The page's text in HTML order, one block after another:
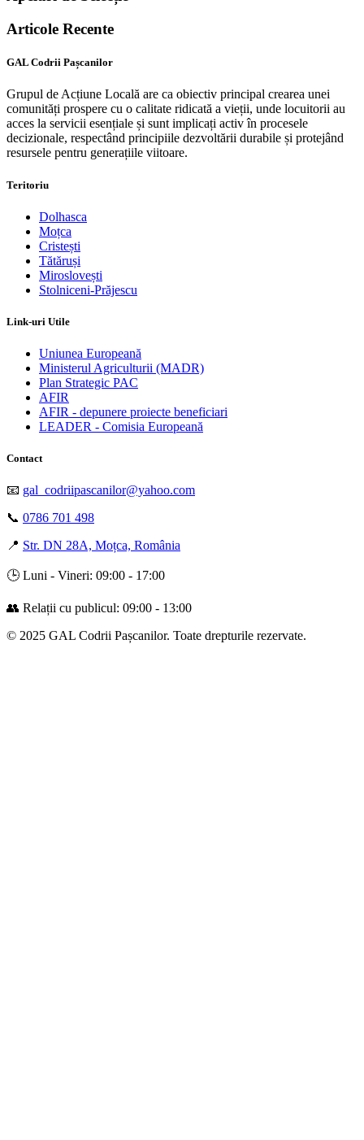
Articole Recente
GAL Codrii Pașcanilor
Grupul de Acțiune Locală are ca obiectiv principal crearea unei
comunități prospere cu o calitate ridicată a vieții, unde locuitorii au
acces la servicii esențiale și sunt implicați activ în procesele
decizionale, respectând principiile dezvoltării durabile și protejând
resursele pentru generațiile viitoare.
Teritoriu
Dolhasca
Moțca
Cristești
Tătăruși
Miroslovești
Stolniceni-Prăjescu
Link-uri Utile
Uniunea Europeană
Ministerul Agriculturii (MADR)
Plan Strategic PAC
AFIR
AFIR - depunere proiecte beneficiari
LEADER - Comisia Europeană
Contact
📧 gal_codriipascanilor@yahoo.com
📞 0786 701 498
📍 Str. DN 28A, Moțca, România
🕒 Luni - Vineri: 09:00 - 17:00
👥 Relații cu publicul: 09:00 - 13:00
© 2025 GAL Codrii Pașcanilor. Toate drepturile rezervate.